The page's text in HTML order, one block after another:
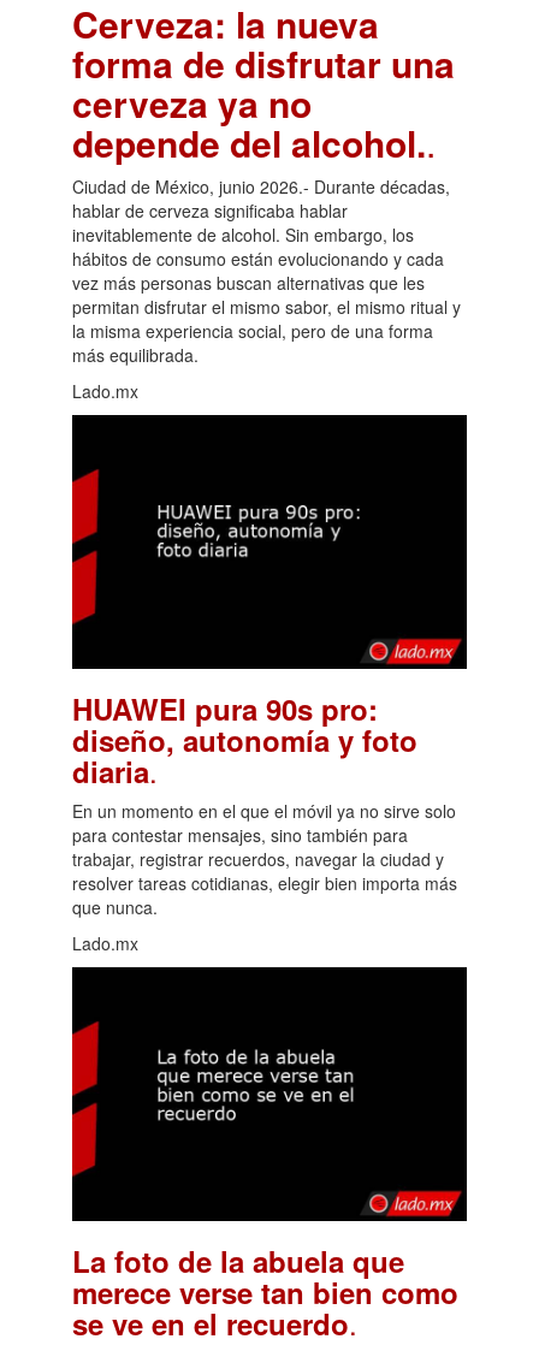
Cerveza: la nueva
forma de disfrutar una
cerveza ya no
depende del alcohol..
Ciudad de México, junio 2026.- Durante décadas,
hablar de cerveza significaba hablar
inevitablemente de alcohol. Sin embargo, los
hábitos de consumo están evolucionando y cada
vez más personas buscan alternativas que les
permitan disfrutar el mismo sabor, el mismo ritual y
la misma experiencia social, pero de una forma
más equilibrada.
Lado.mx
HUAWEI pura 90s pro:
diseño, autonomía y foto
diaria.
En un momento en el que el móvil ya no sirve solo
para contestar mensajes, sino también para
trabajar, registrar recuerdos, navegar la ciudad y
resolver tareas cotidianas, elegir bien importa más
que nunca.
Lado.mx
La foto de la abuela que
merece verse tan bien como
se ve en el recuerdo.